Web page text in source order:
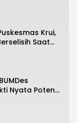
Krui,
Saat
Nyata Potensi